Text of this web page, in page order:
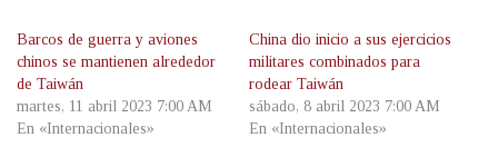
Barcos de guerra y aviones
chinos se mantienen alrededor
de Taiwán
martes, 11 abril 2023 7:00 AM
En «Internacionales»
China dio inicio a sus ejercicios
militares combinados para
rodear Taiwán
sábado, 8 abril 2023 7:00 AM
En «Internacionales»